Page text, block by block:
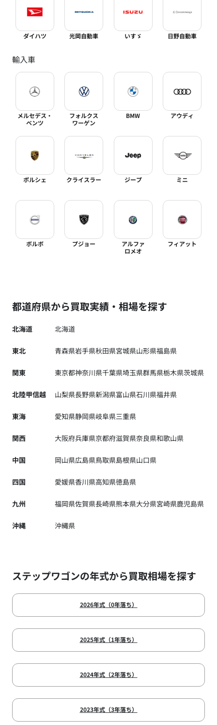
ダイハツ 光岡自動車 いすゞ 日野自動車
輸入車
メルセデス・
ベンツ
フォルクス
ワーゲン
BMW アウディ
ポルシェ クライスラー ジープ ミニ
ボルボ プジョー
アルファ
ロメオ
フィアット
都道府県から買取実績・相場を探す
北海道 北海道
東北 青森県岩手県秋田県宮城県山形県福島県
関東 東京都神奈川県千葉県埼玉県群馬県栃木県茨城県
北陸甲信越 山梨県長野県新潟県富山県石川県福井県
東海 愛知県静岡県岐阜県三重県
関西 大阪府兵庫県京都府滋賀県奈良県和歌山県
中国 岡山県広島県鳥取県島根県山口県
四国 愛媛県香川県高知県徳島県
九州 福岡県佐賀県長崎県熊本県大分県宮崎県鹿児島県
沖縄 沖縄県
ステップワゴンの年式から買取相場を探す
2026年式（0年落ち）
2025年式（1年落ち）
2024年式（2年落ち）
2023年式（3年落ち）